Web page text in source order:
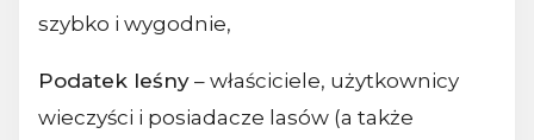
szybko i wygodnie,
Podatek leśny – właściciele, użytkownicy
wieczyści i posiadacze lasów (a także